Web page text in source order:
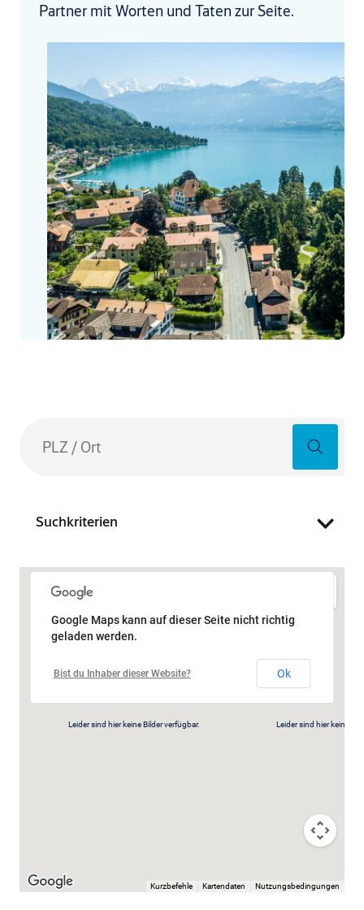
Partner mit Worten und Taten zur Seite.
Suchkriterien
Selbstmontagepartner
KESO Mechanik
KESO Mechatronik
KESO eCLIQ
Aperio
Leider sind hier keine
Leider sind hier keine Bilder verfügbar.
Leider sind hier keine Bilder verfügbar. Leider sind hier keine
Kurzbefehle Kartendaten Nutzungsbedingungen
Google Maps kann auf dieser Seite nicht richtig
geladen werden.
Bist du Inhaber dieser Website? Ok